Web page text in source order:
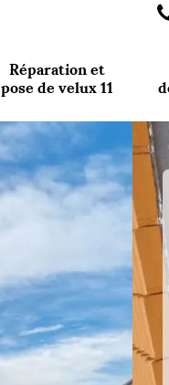
Réparation et
pose de velux 11